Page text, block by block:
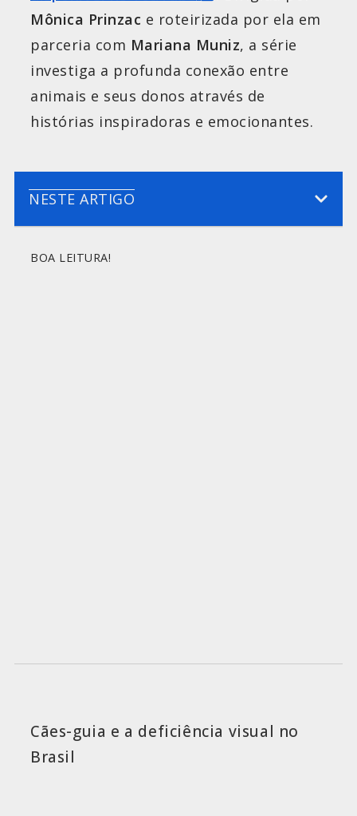
Mônica Prinzac e roteirizada por ela em
parceria com Mariana Muniz, a série
investiga a profunda conexão entre
animais e seus donos através de
histórias inspiradoras e emocionantes.
NESTE ARTIGO
BOA LEITURA!
Cães-guia e a deficiência visual no
Brasil